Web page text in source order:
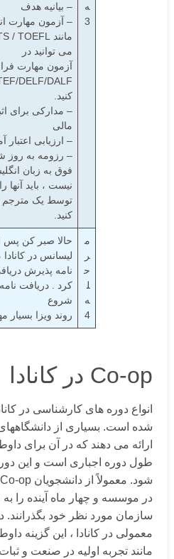
– بیانیه هدف
– آزمون مهارت
مانند
/TOEFL
می توانید در
آزمون مهارت
کنید.
– مدارکی برای
مالی
– ارزیابی اعتبار
– رزومه به روز
فوق به زبان
نیست ، باید آنها را
توسط یک مترجم
کنید.
حالا صبر کن پس از
لیسانس در کانادا ،
نامه پذیرش دریافت
کرد . دریافت نامه
شروع
روند ویزا بسیار
Co-op در کانادا
انواع دوره های کارشناسی در کانادا
شده است. بسیاری از دانشگاههای
ارائه می دهند که در آن برای
در موسسه و چهار ماه آینده را به
سازمان مورد نظر خود بگذرانند.
معمولی در کانادا ، این گزینه
مانند تجربه اولیه در صنعت و ثبات